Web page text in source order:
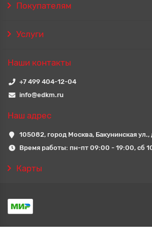
Покупателям
Услуги
Наши контакты
+7 499 404-12-04
info@edkm.ru
Наш адрес
105082, город Москва, Бакунинская ул.,
Время работы: пн-пт 09:00 - 19:00, сб
Карты